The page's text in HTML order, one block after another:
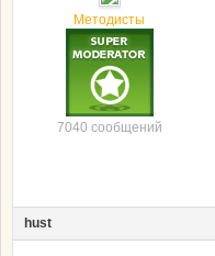
Методисты
7040 сообщений
hust